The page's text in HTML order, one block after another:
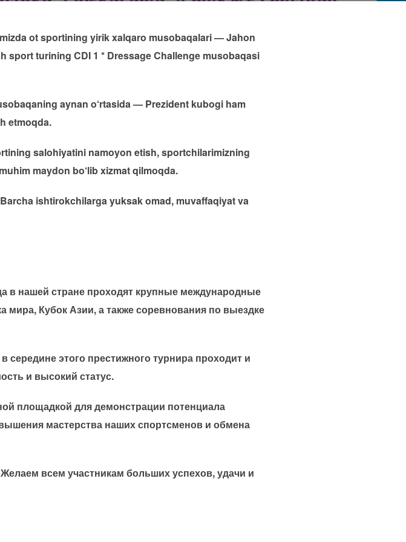
ot sportining yirik xalqaro musobaqalari — Jahon
sport turining CDI 1 * Dressage Challenge musobaqasi
aynan o‘rtasida — Prezident kubogi ham
etmoqda.
salohiyatini namoyon etish, sportchilarimizning
maydon bo‘lib xizmat qilmoqda.
ishtirokchilarga yuksak omad, muvaffaqiyat va
в нашей стране проходят крупные международные
Кубок Азии, а также соревнования по выездке
середине этого престижного турнира проходит и
и высокий статус.
площадкой для демонстрации потенциала
мастерства наших спортсменов и обмена
всем участникам больших успехов, удачи и